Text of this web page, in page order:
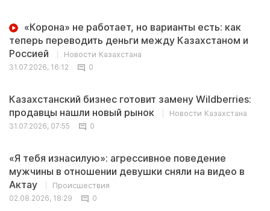
«Корона» не работает, но варианты есть: как
теперь переводить деньги между Казахстаном и
Россией
Новости Казахстана
31.07.2026, 16:12
0
Казахстанский бизнес готовит замену Wildberries:
продавцы нашли новый рынок
Новости Казахстана
31.07.2026, 07:55
0
«Я тебя изнасилую»: агрессивное поведение
мужчины в отношении девушки сняли на видео в
Актау
Происшествия
02.08.2026, 18:29
0